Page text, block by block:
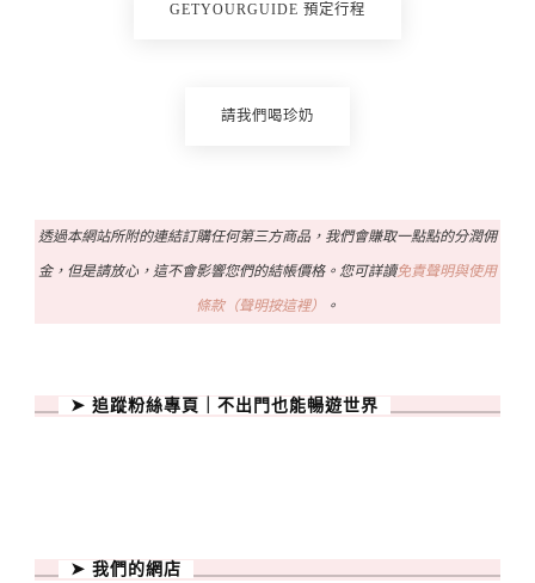
GETYOURGUIDE 預定行程
請我們喝珍奶
透過本網站所附的連結訂購任何第三方商品，我們會賺取一點點的分潤佣
金，但是請放心，這不會影響您們的結帳價格。您可詳讀免責聲明與使用
條款（聲明按這裡） 。
➤ 追蹤粉絲專頁｜不出門也能暢遊世界
➤ 我們的網店